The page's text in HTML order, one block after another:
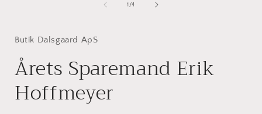
1 /af
4
Butik Dalsgaard ApS
Årets Sparemand Erik
Hoffmeyer